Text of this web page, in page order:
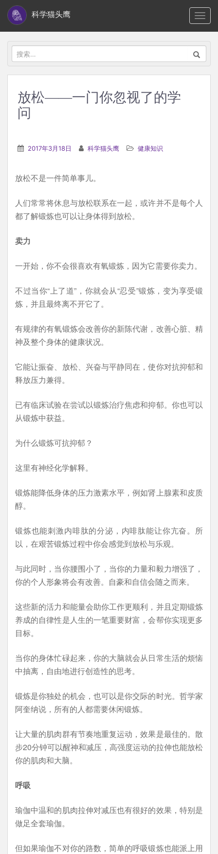
i
科学猫头鹰
搜
索：
放松——一门你忽视了的学
问
2017年3月18日 科学猫头鹰 健康知识
放松不是一件简单事儿。
人们常常将休息与放松联系在一起，或许并不是每个人
都了解锻炼也可以让身体得到放松。
卖力
一开始，你不会很喜欢有氧锻炼，因为它需要你卖力。
不过当你“上了道”，你就会从“忍受”锻炼，变为享受锻
炼，并且最终离不开它了。
有规律的有氧锻炼会改善你的新陈代谢，改善心脏、精
神及整个身体的健康状况。
它能让振奋、放松、兴奋与平静同在，使你对抗抑郁和
释放压力兼得。
已有临床试验在尝试以锻炼治疗焦虑和抑郁。你也可以
从锻炼中获益。
为什么锻炼可抗抑郁？
这里有神经化学解释。
锻炼能降低身体的压力激素水平，例如肾上腺素和皮质
醇。
锻炼也能刺激内啡肽的分泌，内啡肽能让你亢奋。所
以，在艰苦锻炼过程中你会感觉到放松与乐观。
与此同时，当你腰围小了，当你的力量和毅力增强了，
你的个人形象将会有改善。自豪和自信会随之而来。
这些新的活力和能量会助你工作更顺利，并且定期锻炼
养成的自律性是人生的一笔重要财富，会帮你实现更多
目标。
当你的身体忙碌起来，你的大脑就会从日常生活的烦恼
中抽离，自由地进行创造性的思考。
锻炼是你独处的机会，也可以是你交际的时光。哲学家
阿奎纳说，所有的人都需要休闲锻炼。
让大量的肌肉群有节奏地重复运动，效果是最佳的。散
步20分钟可以醒神和减压，高强度运动的拉伸也能放松
你的肌肉和大脑。
呼吸
瑜伽中温和的肌肉拉伸对减压也有很好的效果，特别是
做足全套瑜伽。
但如果瑜伽不对你的路数，简单的呼吸锻炼也能派上用